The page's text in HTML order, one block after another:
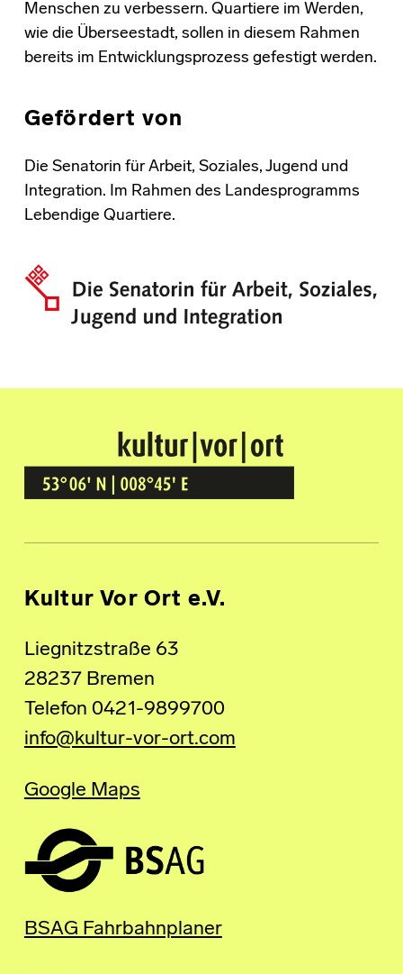
Menschen zu verbessern. Quartiere im Werden,
wie die Überseestadt, sollen in diesem Rahmen
bereits im Entwicklungsprozess gefestigt werden.
Gefördert von
Die Senatorin für Arbeit, Soziales, Jugend und
Integration. Im Rahmen des Landesprogramms
Lebendige Quartiere.
Kultur Vor Ort
BREMEN GRÖPELINGEN
Kultur Vor Ort e.V.
Liegnitzstraße 63
28237 Bremen
Telefon 0421-9899700
info@kultur-vor-ort.com
Google Maps
BSAG Fahrbahnplaner